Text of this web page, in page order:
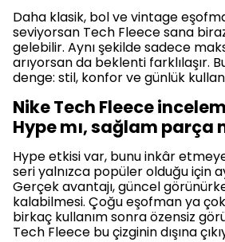
Daha klasik, bol ve vintage
seviyorsan Tech Fleece sana
gelebilir. Aynı şekilde sadece
arıyorsan da beklenti farklılaşır.
denge: stil, konfor ve günlük
Nike Tech Fleece
Hype mı, sağlam parça
Hype etkisi var, bunu inkâr
seri yalnızca popüler olduğu için
Gerçek avantajı, güncel
kalabilmesi. Çoğu eşofman ya
birkaç kullanım sonra özensiz
Tech Fleece bu çizginin dışına